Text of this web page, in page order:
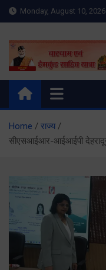
Skip
to
Monday, August 10, 2026
Meru
News |
meruraibar.com
Home
राज्य
सीएसआईआर-आईआईपी देहरादून